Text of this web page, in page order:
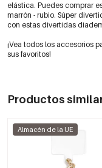
elástica. Puedes comprar
marrón - rubio. Súper
con estas divertidas
¡Vea todos los accesorios
sus favoritos!
Productos
Almacén de la UE